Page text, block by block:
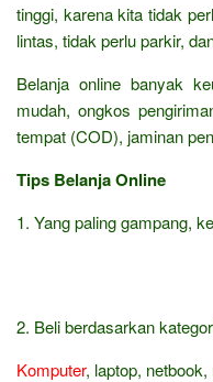
tinggi, karena kita tidak
lintas, tidak perlu parkir,
Belanja online banyak
mudah, ongkos
tempat (COD), jaminan
Tips Belanja Online
1. Yang paling gampang,
2. Beli berdasarkan
Komputer, laptop,